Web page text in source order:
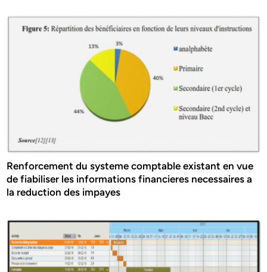
Renforcement du systeme comptable existant en vue
de fiabiliser les informations financieres necessaires a
la reduction des impayes